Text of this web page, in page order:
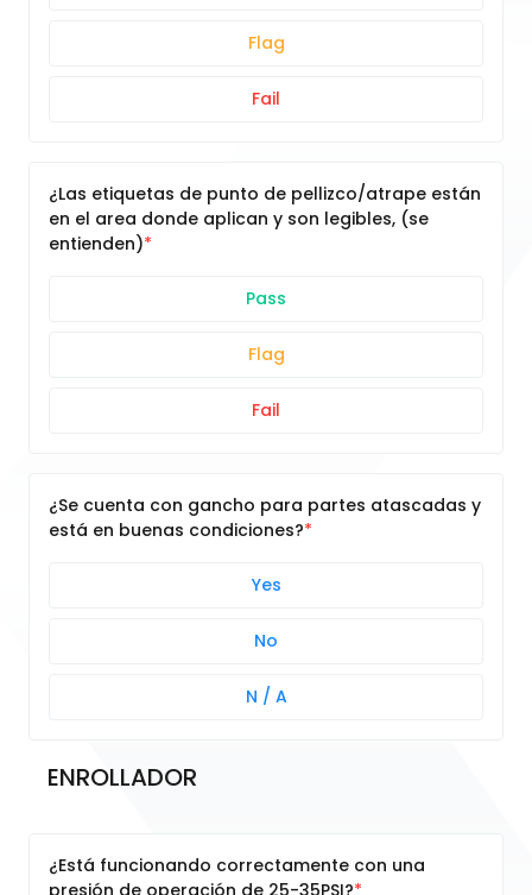
Flag
Fail
¿Las etiquetas de punto de pellizco/atrape están
en el area donde aplican y son legibles, (se
entienden)
Pass
Flag
Fail
¿Se cuenta con gancho para partes atascadas y
está en buenas condiciones?
Yes
No
N / A
ENROLLADOR
¿Está funcionando correctamente con una
presión de operación de 25-35PSI?